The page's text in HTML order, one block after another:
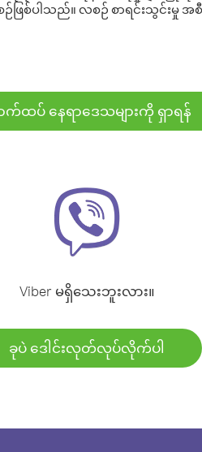
စ်ပါသည်။ လစဉ် စာရင်းသွင်းမှု အ
က်ထပ် နေရာဒေသများကို ရှာရန်
Viber မရှိသေးဘူးလား။
ခုပဲ ဒေါင်းလုတ်လုပ်လိုက်ပါ